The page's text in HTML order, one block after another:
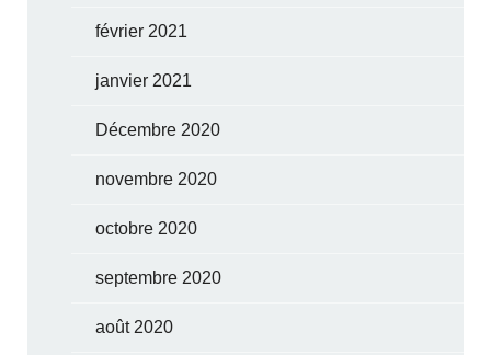
février 2021
janvier 2021
Décembre 2020
novembre 2020
octobre 2020
septembre 2020
août 2020